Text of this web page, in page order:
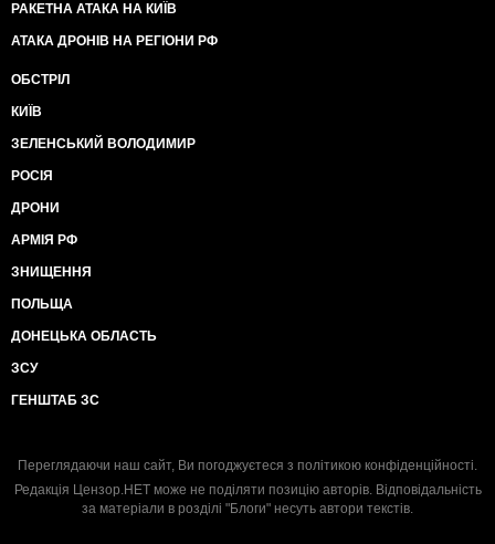
РАКЕТНА АТАКА НА КИЇВ
АТАКА ДРОНІВ НА РЕГІОНИ РФ
ОБСТРІЛ
КИЇВ
ЗЕЛЕНСЬКИЙ ВОЛОДИМИР
РОСІЯ
ДРОНИ
АРМІЯ РФ
ЗНИЩЕННЯ
ПОЛЬЩА
ДОНЕЦЬКА ОБЛАСТЬ
ЗСУ
ГЕНШТАБ ЗС
Переглядаючи наш сайт, Ви погоджуєтеся з політикою конфіденційності.
Редакція Цензор.НЕТ може не поділяти позицію авторів. Відповідальність
за матеріали в розділі "Блоги" несуть автори текстів.